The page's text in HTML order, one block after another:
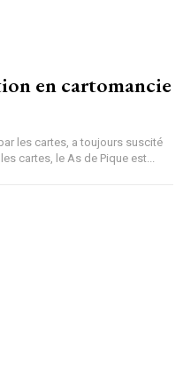
en cartomancie
les cartes, a toujours suscité
cartes, le As de Pique est...